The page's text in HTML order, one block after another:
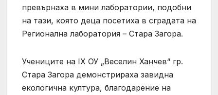
превърнаха в мини лаборатории, подобни
на тази, която деца посетиха в сградата на
Регионална лаборатория – Стара Загора.
Учениците на IX ОУ „Веселин Ханчев“ гр.
Стара Загора демонстрираха завидна
екологична култура, благодарение на